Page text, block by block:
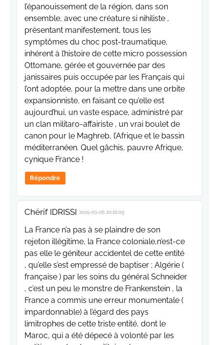
l’épanouissement de la région, dans son
ensemble, avec une créature si nihiliste ,
présentant manifestement, tous les
symptômes du choc post-traumatique,
inhérent à l’histoire de cette micro possession
Ottomane, gérée et gouvernée par des
janissaires puis occupée par les Français qui
l’ont adoptée, pour la mettre dans une orbite
expansionniste, en faisant ce qu’elle est
aujourd’hui, un vaste espace, administré par
un clan militaro-affairiste , un vrai boulet de
canon pour le Maghreb, l’Afrique et le bassin
méditerranéen. Quel gâchis, pauvre Afrique,
cynique France !
Répondre
Chérif IDRISSI 2025-03-06 20:16:09
La France n’a pas à se plaindre de son
rejeton illégitime, la France coloniale,n’est-ce
pas elle le géniteur accidentel de cette entité
, qu’elle s’est empressé de baptiser ; Algérie (
française ) par les soins du général Schneider
, c’est un peu le monstre de Frankenstein , la
France a commis une erreur monumentale (
impardonnable) à l’égard des pays
limitrophes de cette triste entité, dont le
Maroc, qui a été dépecé à volonté par les